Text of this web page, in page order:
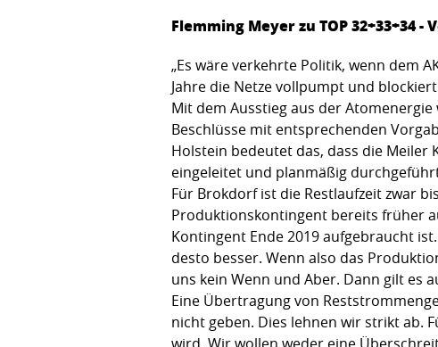
Flemming Meyer zu TOP 32+33+34
„Es wäre verkehrte Politik, wenn dem
Jahre die Netze vollpumpt und
Mit dem Ausstieg aus der
Beschlüsse mit entsprechenden
Holstein bedeutet das, dass die
eingeleitet und planmäßig
Für Brokdorf ist die Restlaufzeit zwar
Produktionskontingent bereits früher
Kontingent Ende 2019 aufgebraucht
desto besser. Wenn also das
uns kein Wenn und Aber. Dann gilt es
Eine Übertragung von
nicht geben. Dies lehnen wir strikt ab.